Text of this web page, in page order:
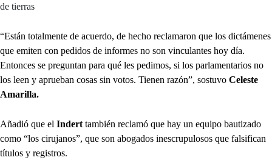
de tierras
“Están totalmente de acuerdo, de hecho reclamaron que los dictámenes
que emiten con pedidos de informes no son vinculantes hoy día.
Entonces se preguntan para qué les pedimos, si los parlamentarios no
los leen y aprueban cosas sin votos. Tienen razón”, sostuvo Celeste
Amarilla.
Añadió que el Indert también reclamó que hay un equipo bautizado
como “los cirujanos”, que son abogados inescrupulosos que falsifican
títulos y registros.